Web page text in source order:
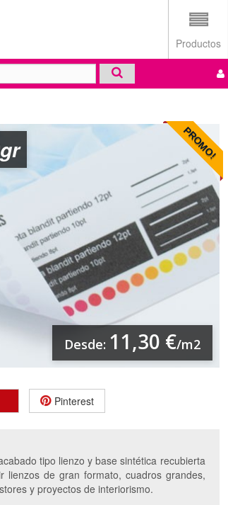
Productos
PROMO!
Desde: 11,30 €/m2
Pinterest
tipo lienzo y base sintética recubierta
lienzos de gran formato, cuadros grandes,
y proyectos de interiorismo.